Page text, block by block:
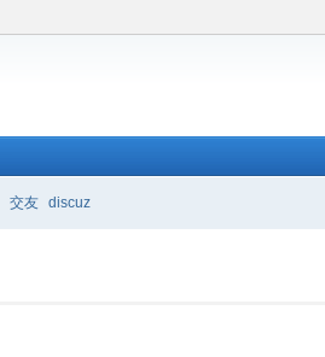
交友 discuz